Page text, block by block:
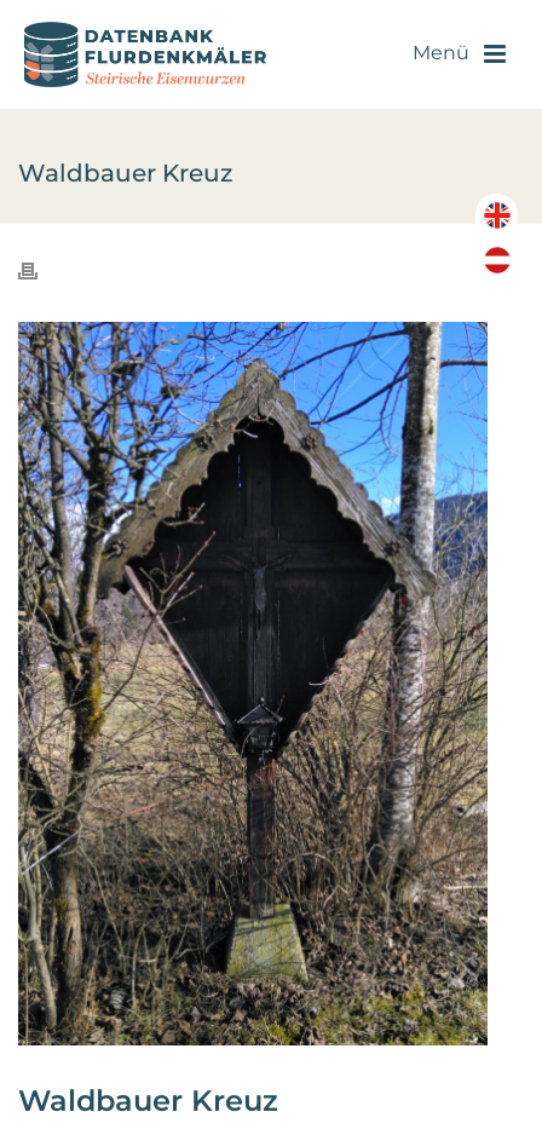
Waldbauer Kreuz
Waldbauer Kreuz